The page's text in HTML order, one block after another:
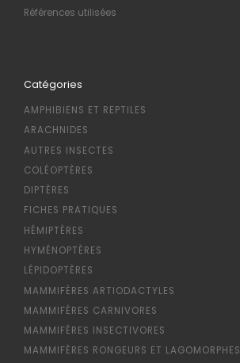
Références utilisées
Catégories
AMPHIBIENS ET REPTILES
ARACHNIDES
AUTRES INSECTES
COLÉOPTÈRES
DIPTÈRES
FICHES PRATIQUES
HÉMIPTÈRES
HYMÉNOPTÈRES
LÉPIDOPTÈRES
MAMMIFÈRES ARTIODACTYLES
MAMMIFÈRES CARNIVORES
MAMMIFÈRES INSECTIVORES
MAMMIFÈRES RONGEURS ET LAGOMORPHES